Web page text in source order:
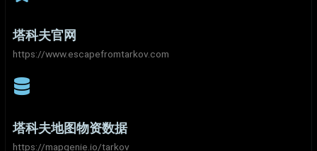
塔科夫官网​
https://www.escapefromtarkov.com​
塔科夫地图物资数据
https://mapgenie.io/tarkov